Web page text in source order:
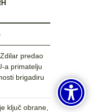
predao
a primatelju
brigadiru
ključ obrane,